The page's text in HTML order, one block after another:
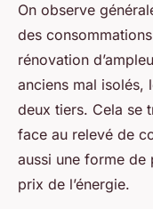
On observe
des
rénovation
anciens mal isolés,
deux tiers. Cela se
face au relevé de
aussi une forme de
prix de l’énergie.